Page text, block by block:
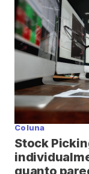
Coluna
Stock
quanto